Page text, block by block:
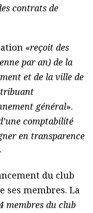
contrats de
«reçoit des
par an) de la
et de la ville de
général».
comptabilité
en transparence
du club
ses membres. La
membres du club